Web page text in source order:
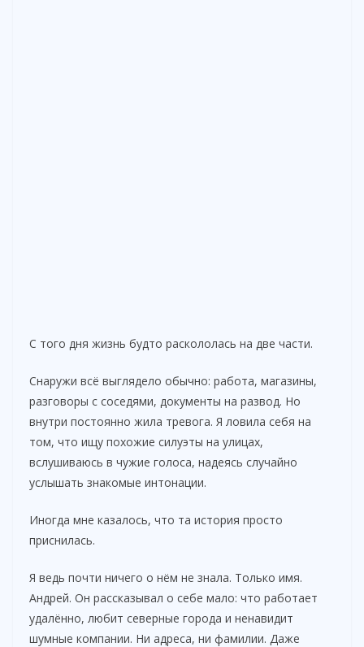
С того дня жизнь будто раскололась на две части.
Снаружи всё выглядело обычно: работа, магазины,
разговоры с соседями, документы на развод. Но
внутри постоянно жила тревога. Я ловила себя на
том, что ищу похожие силуэты на улицах,
вслушиваюсь в чужие голоса, надеясь случайно
услышать знакомые интонации.
Иногда мне казалось, что та история просто
приснилась.
Я ведь почти ничего о нём не знала. Только имя.
Андрей. Он рассказывал о себе мало: что работает
удалённо, любит северные города и ненавидит
шумные компании. Ни адреса, ни фамилии. Даже